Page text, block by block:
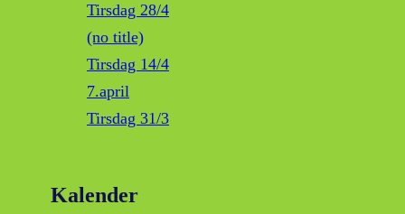
Tirsdag 28/4
(no title)
Tirsdag 14/4
7.april
Tirsdag 31/3
Kalender